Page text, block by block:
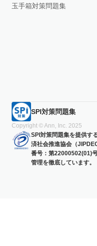
玉手箱対策問題集
SPI対策問題集
Copyright © Ann, Inc. 2025
SPI対策問題集を提供す
済社会推進協会（
番号：第22000502(01)
管理を徹底しています。